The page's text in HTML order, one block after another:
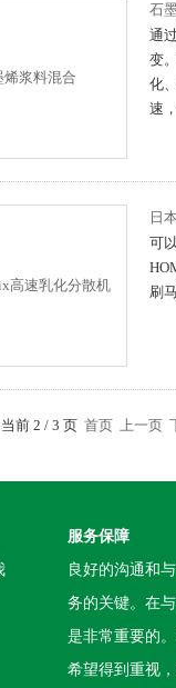
石
通
变
化
速
日
可
刷
前 2 / 3 页 首页 上一页
服务保障
良好的沟通和
务的关键。在
是非常重要的
希望得到重视